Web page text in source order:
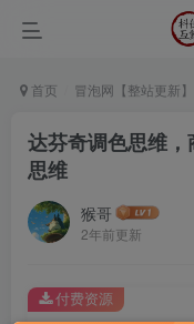
首页 冒泡网【整站更新】
达芬奇调色思维
思维
猴哥
2年前更新
付费资源